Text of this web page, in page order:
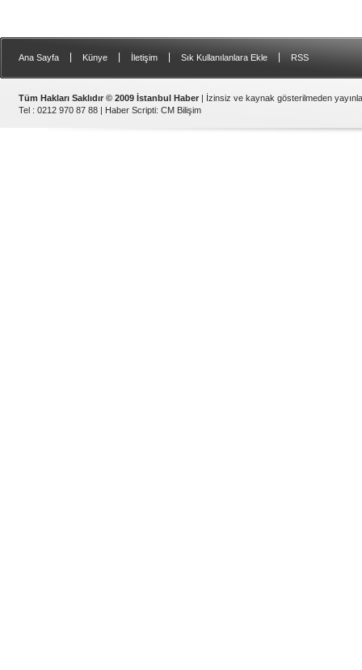
Ana Sayfa Künye İletişim Sık Kullanılanlara Ekle RSS
Tüm Hakları Saklıdır © 2009 İstanbul Haber | İzinsiz ve kaynak gösterilmeden
Tel : 0212 970 87 88 | Haber Scripti: CM Bilişim